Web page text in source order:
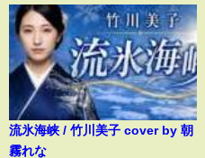
流氷海峡 / 竹川美子 cover by 朝
霧れな